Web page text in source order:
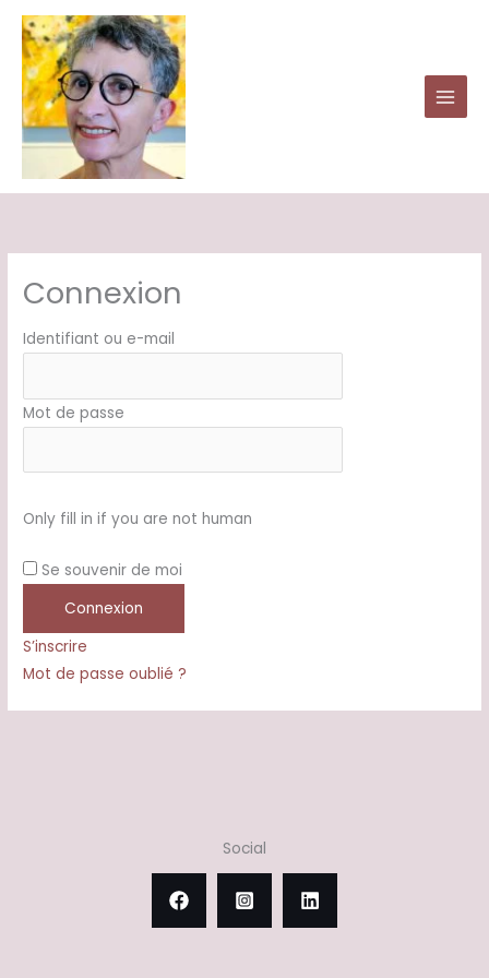
Aller
contenu
Connexion
Identifiant ou e-mail
Mot de passe
Only fill in if you are not human
Se souvenir de moi
S’inscrire
Mot de passe oublié ?
Social